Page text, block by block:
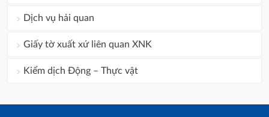
Dịch vụ hải quan
Giấy tờ xuất xứ liên quan XNK
Kiểm dịch Động – Thực vật